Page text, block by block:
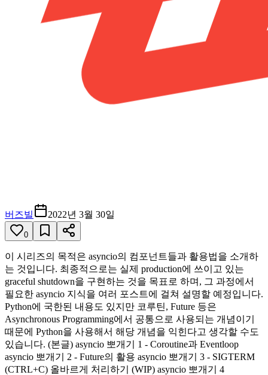
버즈빌 2022년 3월 30일
0
이 시리즈의 목적은 asyncio의 컴포넌트들과 활용법을 소개하
는 것입니다. 최종적으로는 실제 production에 쓰이고 있는
graceful shutdown을 구현하는 것을 목표로 하며, 그 과정에서
필요한 asyncio 지식을 여러 포스트에 걸쳐 설명할 예정입니다.
Python에 국한된 내용도 있지만 코루틴, Future 등은
Asynchronous Programming에서 공통으로 사용되는 개념이기
때문에 Python을 사용해서 해당 개념을 익힌다고 생각할 수도
있습니다. (본글) asyncio 뽀개기 1 - Coroutine과 Eventloop
asyncio 뽀개기 2 - Future의 활용 asyncio 뽀개기 3 - SIGTERM
(CTRL+C) 올바르게 처리하기 (WIP) asyncio 뽀개기 4